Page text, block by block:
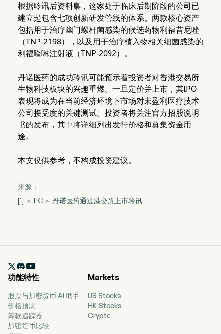
根据聆讯后资料集，这家处于临床后期阶段的公司已
建立起包含七项创新研发管线的体系。两款核心资产
包括用于治疗幽门螺杆菌感染的候选药物利福昔尼唑
（TNP-2198），以及用于治疗植入物相关细菌感染的
利福喹啉注射液（TNP-2092）。
丹诺医药的成功聆讯可能预示着投资者对香港交易所
生物科技板块的兴趣重燃。一旦定价并上市，其IPO
表现将成为在当前经济环境下市场对未盈利医疗技术
公司接受度的关键测试。投资者将关注官方招股说明
书的发布，其中将详细列出发行价格和募集资金用
途。
本文仅供参考，不构成投资建议。
来源：
[1] ＜IPO＞ 丹诺医药通过港交所上市聆讯

功能特性
股票与加密货币 AI 助手
价格预测
筹款追踪器
加密货币比较
Markets
US Stocks
HK Stocks
Crypto